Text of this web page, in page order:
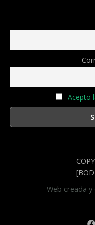
Acepto
Web creada